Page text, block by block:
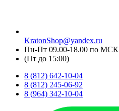
KratonShop@yandex.ru
Пн-Пт 09.00-18.00 по МСК
(Пт до 15:00)
8 (812) 642-10-04
8 (812) 245-06-92
8 (964) 342-10-04